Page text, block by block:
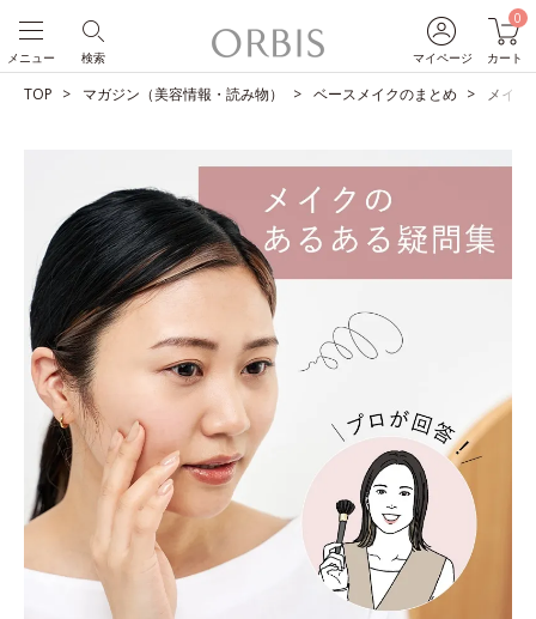
マイページ
0
カート
検索
メニュー
TOP マガジン（美容情報・読み物） ベースメイクのまとめ メイ